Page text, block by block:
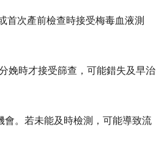
首次產前檢查時接受梅毒血液測
娩時才接受篩查，可能錯失及早治
。若未能及時檢測，可能導致流